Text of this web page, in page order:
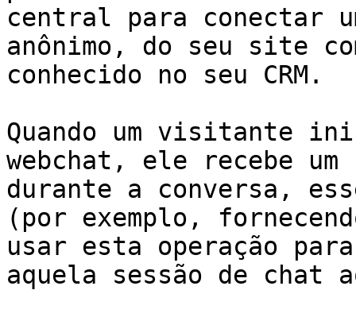
central para conectar
anônimo, do seu site
conhecido no seu CRM.
Quando um visitante
webchat, ele recebe
durante a conversa,
(por exemplo,
usar esta operação
aquela sessão de